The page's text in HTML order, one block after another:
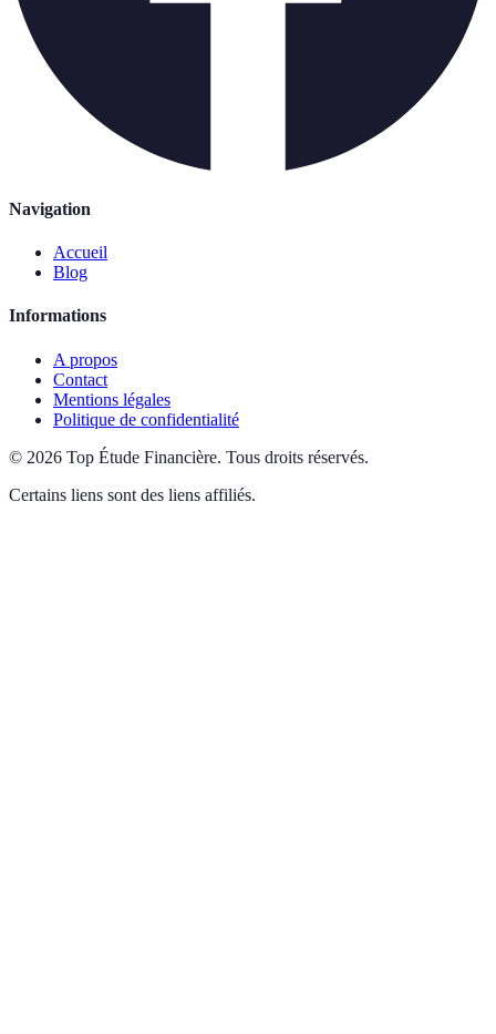
Navigation
Accueil
Blog
Informations
A propos
Contact
Mentions légales
Politique de confidentialité
© 2026 Top Étude Financière. Tous droits réservés.
Certains liens sont des liens affiliés.